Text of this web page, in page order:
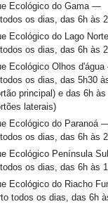
Ecológico do Gama —
os dias, das 6h às
Ecológico do Lago
os dias, das 6h às
Ecológico Olhos
os dias, das 5h30
principal) e das 6h às
laterais)
Ecológico do Paranoá
os dias, das 6h às
Ecológico Península
os dias, das 6h às
Ecológico do Riacho
todos os dias, das 6h